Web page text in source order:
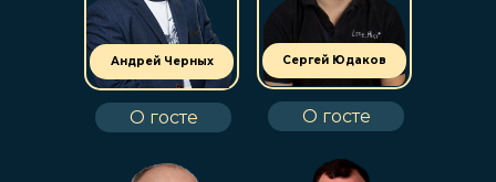
Андрей Черных
О госте
Сергей Юдаков
О госте